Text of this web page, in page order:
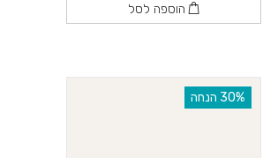
הוספה לסל
‫30% הנחה